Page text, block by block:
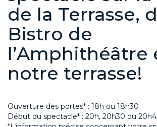
de la Terrasse,
Bistro de
l’Amphithéâtre
notre terrasse!
Ouverture des portes* : 18h ou 18h30
Début du spectacle* : 20h, 20h30 ou